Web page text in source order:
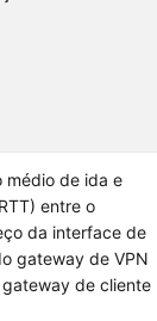
médio de ida e
entre o
da interface de
gateway de VPN
de cliente